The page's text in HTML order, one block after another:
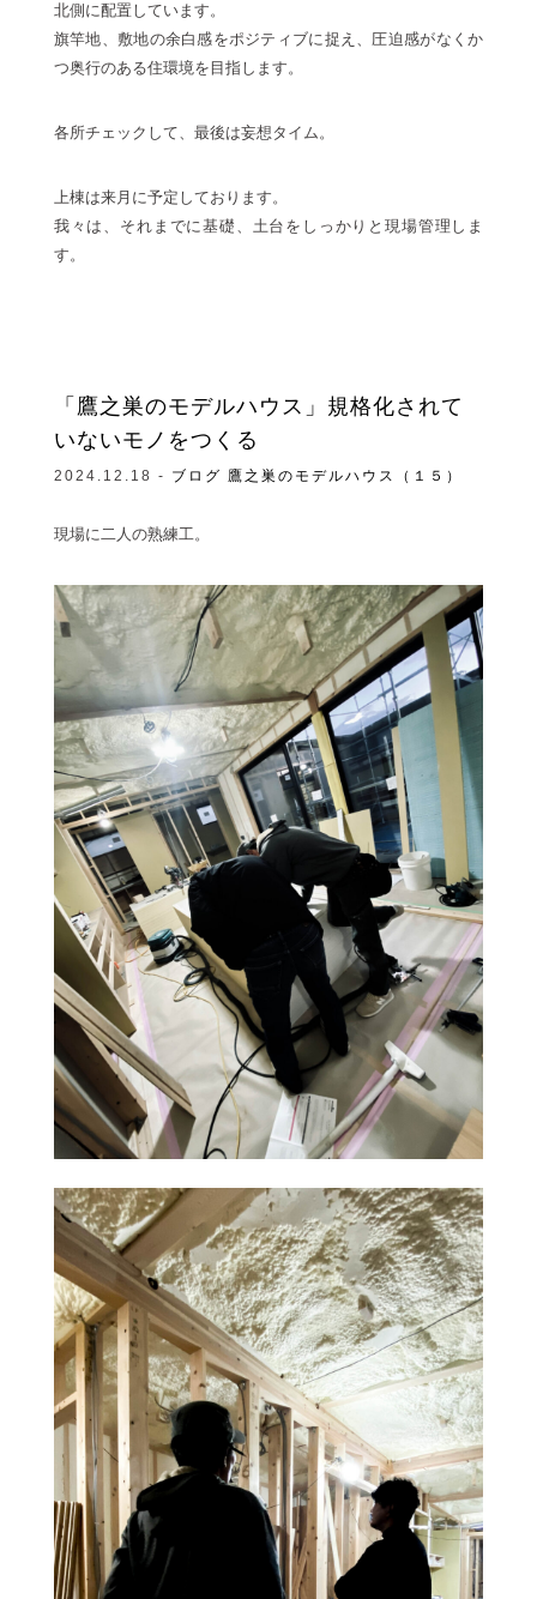
北側に配置しています。
旗竿地、敷地の余白感をポジティブに捉え、圧迫感がなくか
つ奥行のある住環境を目指します。
各所チェックして、最後は妄想タイム。
上棟は来月に予定しております。
我々は、それまでに基礎、土台をしっかりと現場管理しま
す。
「鷹之巣のモデルハウス」規格化されて
いないモノをつくる
2024.12.18 - ブログ 鷹之巣のモデルハウス（１５）
現場に二人の熟練工。